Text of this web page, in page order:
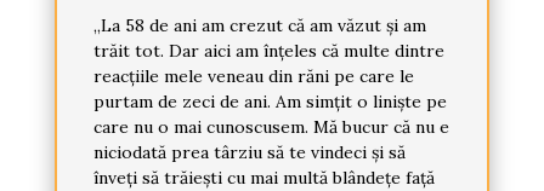
„La 58 de ani am crezut că am văzut și am
trăit tot. Dar aici am înțeles că multe dintre
reacțiile mele veneau din răni pe care le
purtam de zeci de ani. Am simțit o liniște pe
care nu o mai cunoscusem. Mă bucur că nu e
niciodată prea târziu să te vindeci și să
înveți să trăiești cu mai multă blândețe față